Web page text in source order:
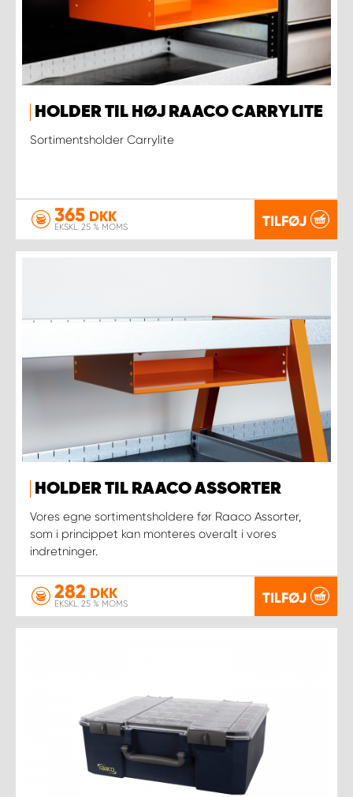
HOLDER TIL HØJ RAACO CARRYLITE
Sortimentsholder Carrylite
365 DKK
EKSKL. 25 % MOMS TILFØJ
HOLDER TIL RAACO ASSORTER
Vores egne sortimentsholdere før Raaco Assorter,
som i princippet kan monteres overalt i vores
indretninger.
282 DKK
EKSKL. 25 % MOMS TILFØJ